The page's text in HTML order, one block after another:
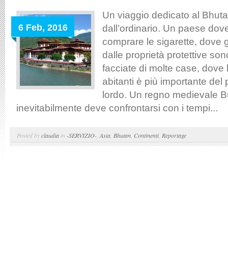
6 Feb, 2016
Un viaggio dedicato al
dall’ordinario. Un paese
comprare le sigarette, dove
dalle proprietà protettive
facciate di molte case, dove
abitanti è più importante del
lordo. Un regno medievale
inevitabilmente deve confrontarsi con i tempi...
Posted byclaudia in -SERVIZIO- Asia Bhutan Continenti, Reportage